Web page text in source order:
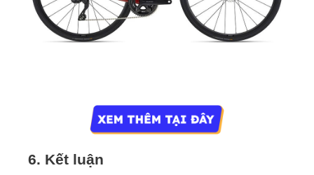
6. Kết luận